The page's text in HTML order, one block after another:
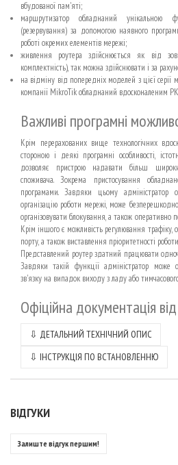
вбудованої пам'яті;
маршрутизатор обладнаний унікальною
(резервування) за допомогою наявного
роботі окремих елементів мережі;
живлення роутера здійснюється як від
комплектність), так можна здійснювати і за
на відміну від попередніх моделей з цієї
компанії MikroTik обладнаний вдосконаленим
Важливі програмні
Крім перерахованих вище технологічних
стороною і деякі програмні особливості,
дозволяє пристрою надавати більш
споживача. Зокрема пристосування
програмами. Завдяки цьому
організацію роботи мережі, може
організовувати блокування, а також оперативно
Крім іншого є можливість регулювання
порту, а також виставлення пріоритетності
Представлений роутер здатний працювати
Завдяки такій функції адміністратор може
зв'язку на випадок виходу з ладу або
Офіційна документація від
⇩ ДЕТАЛЬНИЙ ТЕХНІЧНИЙ ОПИС
⇩ ІНСТРУКЦІЯ ПО ВСТАНОВЛЕННЮ
ВІДГУКИ
Залиште відгук першим!